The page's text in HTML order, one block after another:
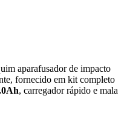
aparafusador de impacto
fornecido em kit completo
, carregador rápido e mala